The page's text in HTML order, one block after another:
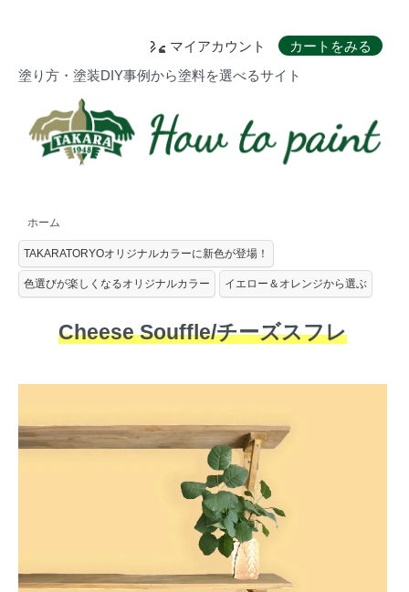
マイアカウント
カートをみる
塗り方・塗装DIY事例から塗料を選べるサイト
ホーム
TAKARATORYOオリジナルカラーに新色が登場！
色選びが楽しくなるオリジナルカラー イエロー＆オレンジから選ぶ
Cheese Souffle/チーズスフレ